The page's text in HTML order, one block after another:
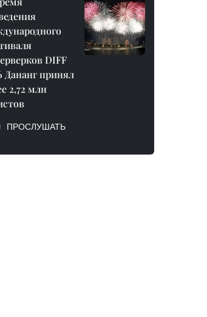
DIFF
Дананг принял
2,72 млн
ПРОСЛУШАТЬ